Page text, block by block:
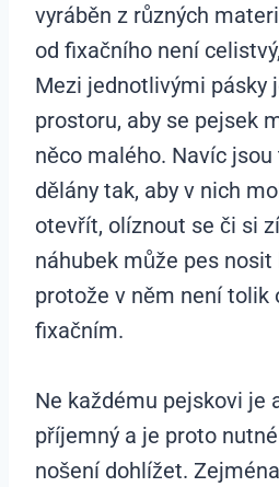
vyráběn z různých
od fixačního není
Mezi jednotlivými pásky
prostoru, aby se pejsek
něco malého. Navíc
dělány tak, aby v nich
otevřít, olíznout se či si
náhubek může pes nosit
protože v něm není tolik
fixačním.
Ne každému pejskovi je
příjemný a je proto
nošení dohlížet.